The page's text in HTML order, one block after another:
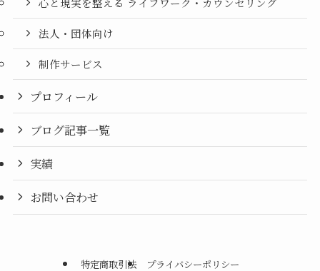
法人・団体向け
制作サービス
プロフィール
ブログ記事一覧
実績
お問い合わせ
特定商取引法 プライバシーポリシー